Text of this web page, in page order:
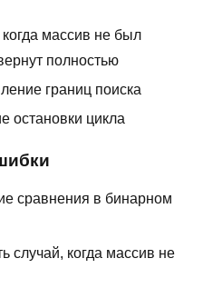
массив не был
полностью
границ поиска
остановки цикла
сравнения в бинарном
случай, когда массив не